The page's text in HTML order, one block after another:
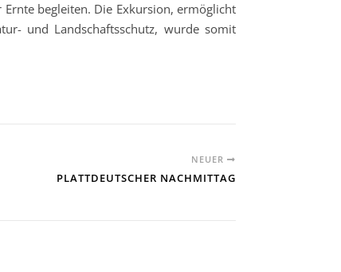
begleiten. Die Exkursion, ermöglicht
und Landschaftsschutz, wurde somit
NEUER
PLATTDEUTSCHER NACHMITTAG